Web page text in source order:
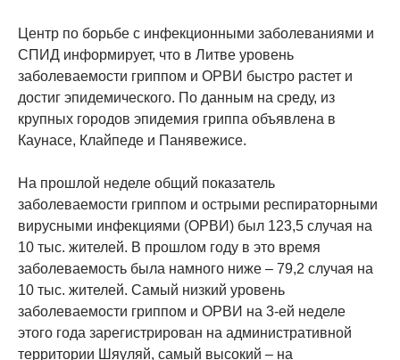
Центр по борьбе с инфекционными заболеваниями и
СПИД информирует, что в Литве уровень
заболеваемости гриппом и ОРВИ быстро растет и
достиг эпидемического. По данным на среду, из
крупных городов эпидемия гриппа объявлена в
Каунасе, Клайпеде и Панявежисе.
На прошлой неделе общий показатель
заболеваемости гриппом и острыми респираторными
вирусными инфекциями (ОРВИ) был 123,5 случая на
10 тыс. жителей. В прошлом году в это время
заболеваемость была намного ниже – 79,2 случая на
10 тыс. жителей. Самый низкий уровень
заболеваемости гриппом и ОРВИ на 3-ей неделе
этого года зарегистрирован на административной
территории Шяуляй, самый высокий – на